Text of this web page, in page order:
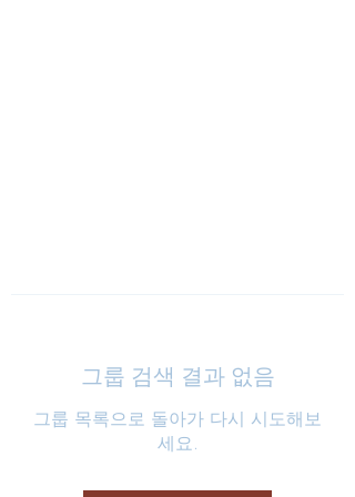
그룹 검색 결과 없음
그룹 목록으로 돌아가 다시 시도해보
세요.